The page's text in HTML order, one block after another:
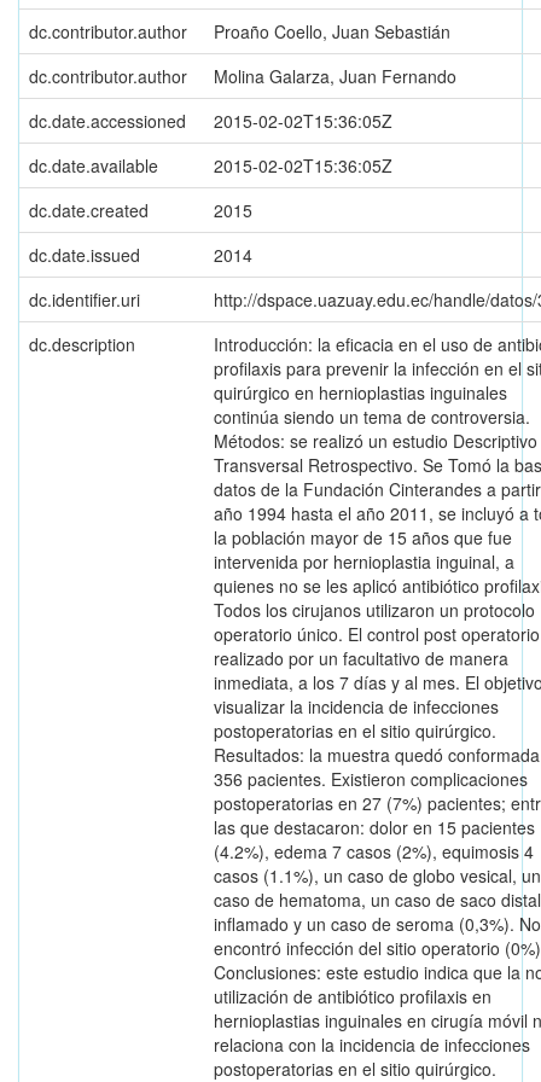
dc.contributor.author
Proaño Coello, Juan Sebastián
dc.contributor.author
Molina Galarza, Juan Fernando
dc.date.accessioned
2015-02-02T15:36:05Z
dc.date.available
2015-02-02T15:36:05Z
dc.date.created
2015
dc.date.issued
2014
dc.identifier.uri
http://dspace.uazuay.edu.ec/handle/
dc.description
Introducción: la eficacia en el uso de
profilaxis para prevenir la infección en el
quirúrgico en hernioplastias inguinales
continúa siendo un tema de controversia.
Métodos: se realizó un estudio Descriptivo
Transversal Retrospectivo. Se Tomó la
datos de la Fundación Cinterandes a
año 1994 hasta el año 2011, se incluyó a
la población mayor de 15 años que fue
intervenida por hernioplastia inguinal, a
quienes no se les aplicó antibiótico
Todos los cirujanos utilizaron un protocolo
operatorio único. El control post
realizado por un facultativo de manera
inmediata, a los 7 días y al mes. El
visualizar la incidencia de infecciones
postoperatorias en el sitio quirúrgico.
Resultados: la muestra quedó
356 pacientes. Existieron complicaciones
postoperatorias en 27 (7%) pacientes;
las que destacaron: dolor en 15 pacientes
(4.2%), edema 7 casos (2%), equimosis 4
casos (1.1%), un caso de globo vesical, un
caso de hematoma, un caso de saco distal
inflamado y un caso de seroma (0,3%).
encontró infección del sitio operatorio
Conclusiones: este estudio indica que la
utilización de antibiótico profilaxis en
hernioplastias inguinales en cirugía móvil
relaciona con la incidencia de infecciones
postoperatorias en el sitio quirúrgico.